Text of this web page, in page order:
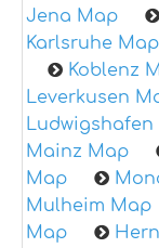
Jena Map
Karlsruhe Map
Koblenz
Leverkusen
Ludwigshafen
Mainz Map
Map
Mulheim Map
Map